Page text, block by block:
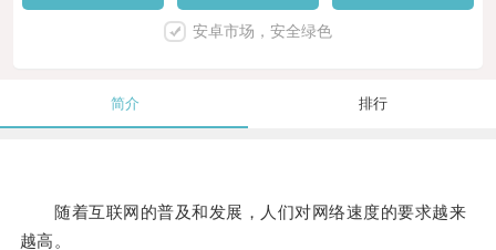
安卓市场，安全绿色
简介 排行
随着互联网的普及和发展，人们对网络速度的要求越来
越高。